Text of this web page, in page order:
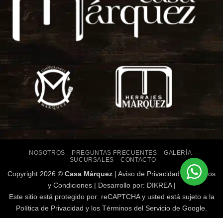
NOSOTROS PREGUNTAS FRECUENTES
GALERÍA
SUCURSALES
CONTACTO
Copyright 2026 © Casa Márquez | Aviso de Privacidad|
Términos
y Condiciones| Desarrollo por: DIKREA|
Este sitio está protegido por: reCAPTCHA y usted está sujeto a la
Política de Privacidad y los Términos del Servicio de Google.